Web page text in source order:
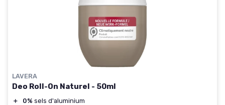
LAVERA
Deo Roll-On Naturel - 50ml
＋ 0% sels d'aluminium